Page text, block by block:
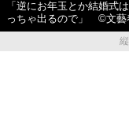
「逆にお年玉とか結婚式
っちゃ出るので」 ©︎文藝